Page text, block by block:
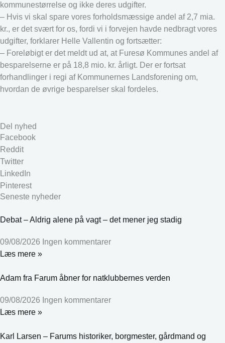
kommunestørrelse og ikke deres udgifter.
– Hvis vi skal spare vores forholdsmæssige andel af 2,7 mia.
kr., er det svært for os, fordi vi i forvejen havde nedbragt vores
udgifter, forklarer Helle Vallentin og fortsætter:
– Foreløbigt er det meldt ud at, at Furesø Kommunes andel af
besparelserne er på 18,8 mio. kr. årligt. Der er fortsat
forhandlinger i regi af Kommunernes Landsforening om,
hvordan de øvrige besparelser skal fordeles.
Del nyhed
Facebook
Reddit
Twitter
LinkedIn
Pinterest
Seneste nyheder
Debat – Aldrig alene på vagt – det mener jeg stadig
09/08/2026 Ingen kommentarer
Læs mere »
Adam fra Farum åbner for natklubbernes verden
09/08/2026 Ingen kommentarer
Læs mere »
Karl Larsen – Farums historiker, borgmester, gårdmand og